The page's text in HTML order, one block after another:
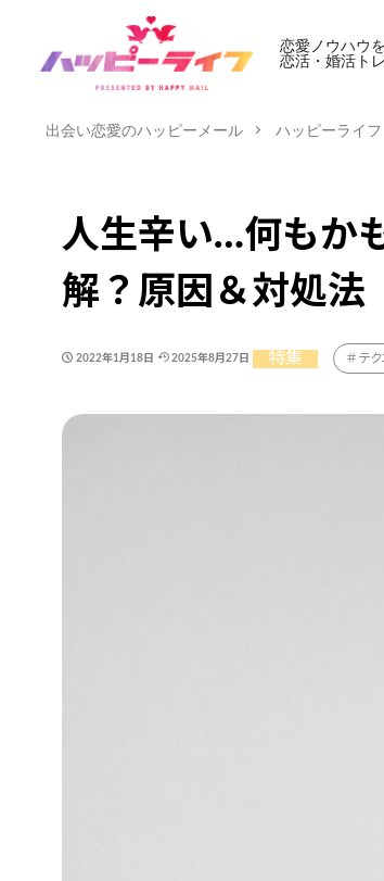
恋愛ノウハウ
恋活・婚活ト
出会い恋愛のハッピーメール ハッピーライフ
人生辛い…何もか
解？原因＆対処法
2022年1月18日 2025年8月27日 特集 テ